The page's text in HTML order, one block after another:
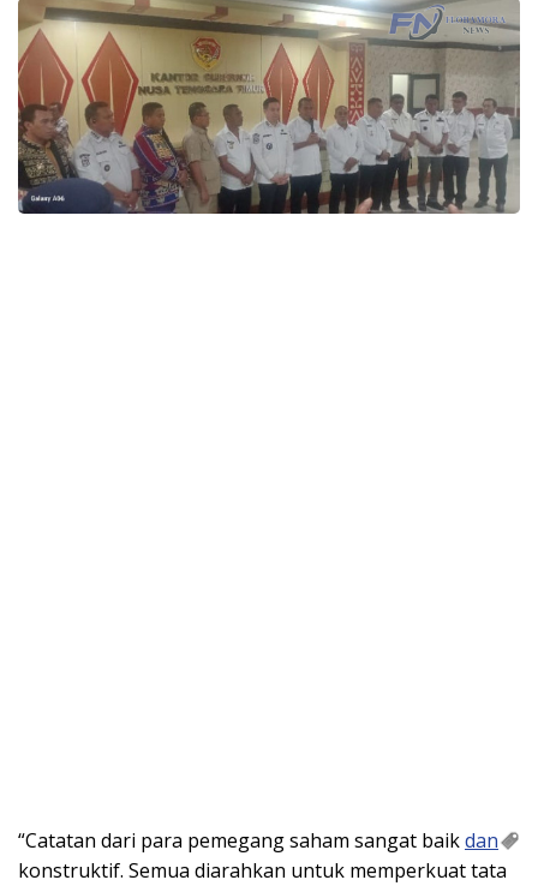
“Catatan dari para pemegang saham sangat baikdan
konstruktif. Semua diarahkan untuk memperkuat tata